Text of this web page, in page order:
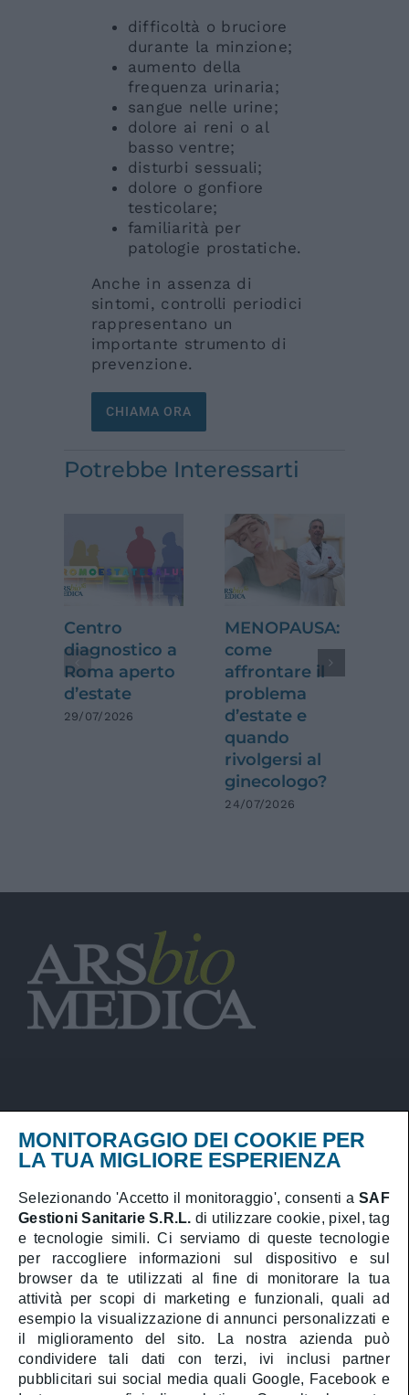
difficoltà o bruciore
durante la minzione;
aumento della
frequenza urinaria;
sangue nelle urine;
dolore ai reni o al
basso ventre;
disturbi sessuali;
dolore o gonfiore
testicolare;
familiarità per
patologie prostatiche.
Anche in assenza di
sintomi, controlli periodici
rappresentano un
importante strumento di
prevenzione.
CHIAMA ORA
Potrebbe Interessarti
Centro
diagnostico a
Roma aperto
d’estate
29/07/2026
MENOPAUSA:
come
affrontare il
problema
d’estate e
quando
rivolgersi al
ginecologo?
24/07/2026
Cookies Policy
Prenota online
Area Medici
SAF Gestioni Sanitarie S.R.L.
Direttore sanitario:Dott. Athos Gentile
Società con unico socio soggetta a direzione e
MONITORAGGIO DEI COOKIE PER
LA TUA MIGLIORE ESPERIENZA
Selezionando 'Accetto il monitoraggio', consenti a SAF
Gestioni Sanitarie S.R.L. di utilizzare cookie, pixel, tag
e tecnologie simili. Ci serviamo di queste tecnologie
per raccogliere informazioni sul dispositivo e sul
browser da te utilizzati al fine di monitorare la tua
attività per scopi di marketing e funzionali, quali ad
esempio la visualizzazione di annunci personalizzati e
il miglioramento del sito. La nostra azienda può
condividere tali dati con terzi, ivi inclusi partner
pubblicitari sui social media quali Google, Facebook e